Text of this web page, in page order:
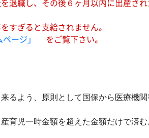
退職し、その後６ヶ月以内に出産さ
すぎると支給されません。
ージ」 をご覧下さい。
よう、原則として国保から医療機
育児一時金額を超えた金額だけで済